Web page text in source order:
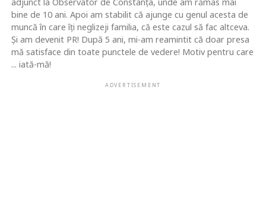
bine de 10 ani. Apoi am stabilit că ajunge cu genul acesta de
muncă în care îţi neglizeji familia, că este cazul să fac altceva.
Şi am devenit PR! După 5 ani, mi-am reamintit că doar presa
mă satisface din toate punctele de vedere! Motiv pentru care
... iată-mă!
ADVERTISEMENT